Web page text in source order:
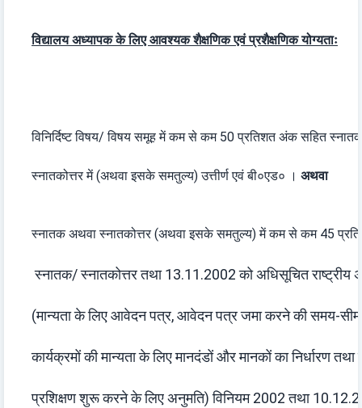
विद्यालय अध्यापक के लिए आवश्यक शैक्षणिक एवं प्रशैक्षणिक योग्यताः
विनिर्दिष्ट विषय/ विषय समूह में कम से कम 50 प्रतिशत अंक सहित
स्नातकोत्तर में (अथवा इसके समतुल्य) उत्तीर्ण एवं बी०एड० । अथवा
स्नातक अथवा स्नातकोत्तर (अथवा इसके समतुल्य) में कम से कम 45
स्नातक/ स्नातकोत्तर तथा 13.11.2002 को अधिसूचित राष्ट्रीय
(मान्यता के लिए आवेदन पत्र, आवेदन पत्र जमा करने की समय-
कार्यक्रमों की मान्यता के लिए मानदंडों और मानकों का निर्धारण
प्रशिक्षण शुरू करने के लिए अनुमति) विनियम 2002 तथा